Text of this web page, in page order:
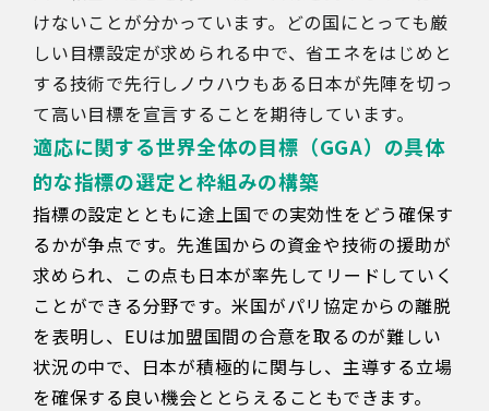
けないことが分かっています。どの国にとっても厳
しい目標設定が求められる中で、省エネをはじめと
する技術で先行しノウハウもある日本が先陣を切っ
て高い目標を宣言することを期待しています。
適応に関する世界全体の目標（GGA）の具体
的な指標の選定と枠組みの構築
指標の設定とともに途上国での実効性をどう確保す
るかが争点です。先進国からの資金や技術の援助が
求められ、この点も日本が率先してリードしていく
ことができる分野です。米国がパリ協定からの離脱
を表明し、EUは加盟国間の合意を取るのが難しい
状況の中で、日本が積極的に関与し、主導する立場
を確保する良い機会ととらえることもできます。